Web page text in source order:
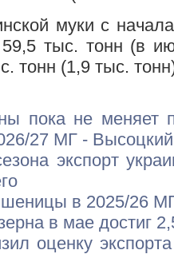
муки с
59,5 тыс. тонн (в
тонн (1,9 тыс.
пока не меняет
27 МГ - Высоцкий
экспорт
в 2025/26
в мае достиг
оценку